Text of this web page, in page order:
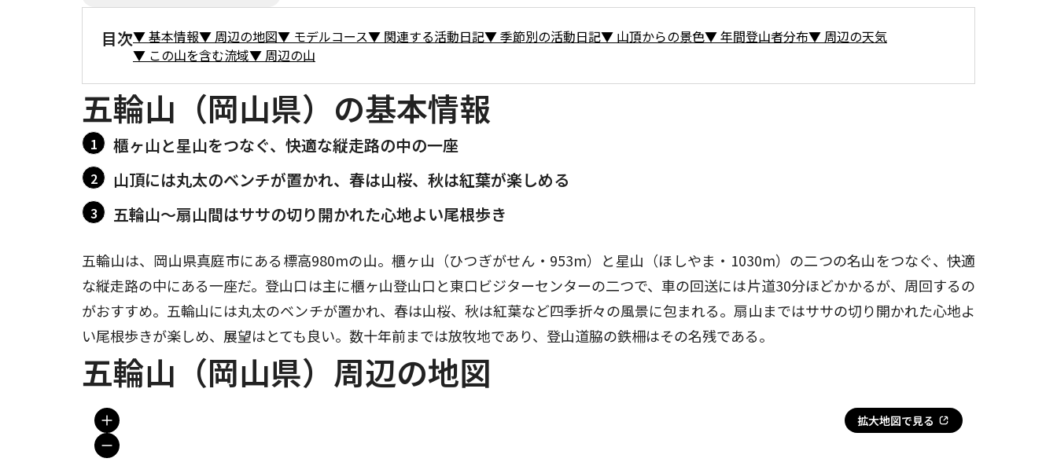
目次▼基本情報▼ 周辺の地図▼ モデルコース▼ 関連する活動日記▼季節別の活動日記▼ 山頂からの景色▼年間登山者分布▼ 周辺の天気
▼ この山を含む流域▼ 周辺の山
五輪山（岡山県）の基本情報
櫃ヶ山と星山をつなぐ、快適な縦走路の中の一座
山頂には丸太のベンチが置かれ、春は山桜、秋は紅葉が楽しめる
五輪山〜扇山間はササの切り開かれた心地よい尾根歩き
五輪山は、岡山県真庭市にある標高980mの山。櫃ヶ山（ひつぎがせん・953m）と星山（ほしやま・1030m）の二つの名山をつなぐ、快適
な縦走路の中にある一座だ。登山口は主に櫃ヶ山登山口と東口ビジターセンターの二つで、車の回送には片道30分ほどかかるが、周回するの
がおすすめ。五輪山には丸太のベンチが置かれ、春は山桜、秋は紅葉など四季折々の風景に包まれる。扇山まではササの切り開かれた心地よ
い尾根歩きが楽しめ、展望はとても良い。数十年前までは放牧地であり、登山道脇の鉄柵はその名残である。
五輪山（岡山県）周辺の地図
拡大地図で見る